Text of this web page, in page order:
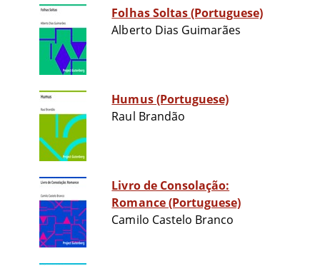
Folhas Soltas (Portuguese)
Alberto Dias Guimarães
Humus (Portuguese)
Raul Brandão
Livro de Consolação:
Romance (Portuguese)
Camilo Castelo Branco